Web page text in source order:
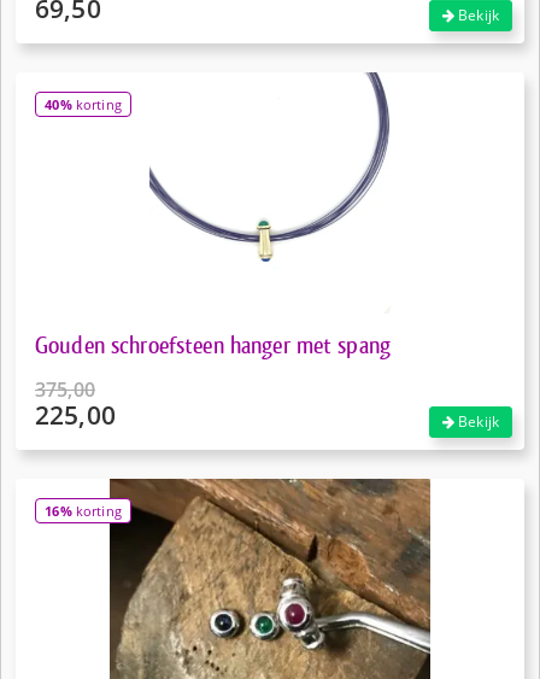
Oorspronkelijke
69,50
is:
€69,50.
Bekijk
40%korting
Gouden schroefsteen hanger met spang
375,00
Oorspronkelijke
225,00
is:
€225,00.
Bekijk
16%korting